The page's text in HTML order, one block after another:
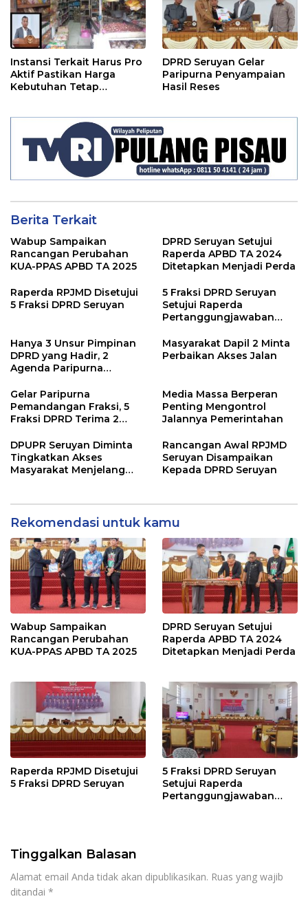
Instansi Terkait Harus Pro
Aktif Pastikan Harga
Kebutuhan Tetap
DPRD Seruyan Gelar
Paripurna Penyampaian
Hasil Reses
Berita Terkait
Wabup Sampaikan
Rancangan Perubahan
KUA-PPAS APBD TA 2025
DPRD Seruyan Setujui
Raperda APBD TA 2024
Ditetapkan Menjadi Perda
Raperda RPJMD Disetujui
5 Fraksi DPRD Seruyan
5 Fraksi DPRD Seruyan
Setujui Raperda
Pertanggungjawaban
2024
Hanya 3 Unsur Pimpinan
DPRD yang Hadir, 2
Agenda Paripurna
Masyarakat Dapil 2 Minta
Perbaikan Akses Jalan
Gelar Paripurna
Pemandangan Fraksi, 5
Fraksi DPRD Terima 2
Media Massa Berperan
Penting Mengontrol
Jalannya Pemerintahan
DPUPR Seruyan Diminta
Tingkatkan Akses
Masyarakat Menjelang
Rancangan Awal RPJMD
Seruyan Disampaikan
Kepada DPRD Seruyan
Rekomendasi untuk kamu
Wabup Sampaikan
Rancangan Perubahan
KUA-PPAS APBD TA 2025
DPRD Seruyan Setujui
Raperda APBD TA 2024
Ditetapkan Menjadi Perda
Raperda RPJMD Disetujui
5 Fraksi DPRD Seruyan
5 Fraksi DPRD Seruyan
Setujui Raperda
Pertanggungjawaban
Tinggalkan Balasan
Alamat email Anda tidak akan dipublikasikan. Ruas yang wajib
ditandai *